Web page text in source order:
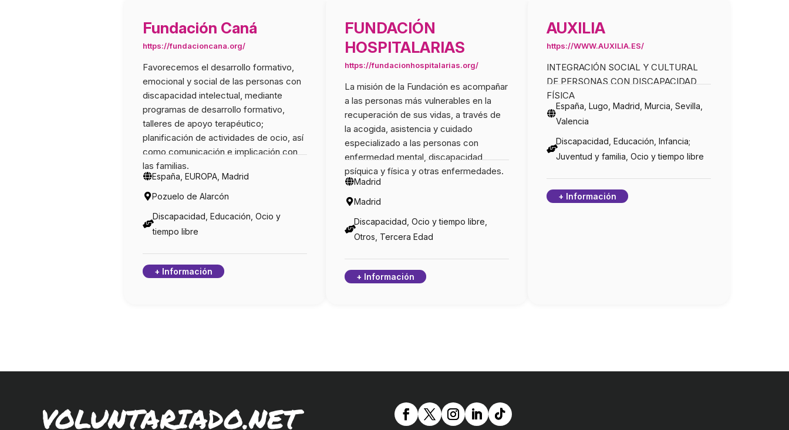
Fundación Caná
https://fundacioncana.org/
Favorecemos el desarrollo formativo,
emocional y social de las personas con
discapacidad intelectual, mediante
programas de desarrollo formativo,
talleres de apoyo terapéutico;
planificación de actividades de ocio, así
como comunicación e implicación con
las familias.
España, EUROPA, Madrid
Pozuelo de Alarcón
Discapacidad, Educación, Ocio y
tiempo libre
+ Información
FUNDACIÓN
HOSPITALARIAS
https://fundacionhospitalarias.org/
La misión de la Fundación es acompañar
a las personas más vulnerables en la
recuperación de sus vidas, a través de
la acogida, asistencia y cuidado
especializado a las personas con
enfermedad mental, discapacidad
psíquica y física y otras enfermedades.
Madrid
Madrid
Discapacidad, Ocio y tiempo libre,
Otros, Tercera Edad
+ Información
AUXILIA
https://WWW.AUXILIA.ES/
INTEGRACIÓN SOCIAL Y CULTURAL
DE PERSONAS CON DISCAPACIDAD
FÍSICA
España, Lugo, Madrid, Murcia, Sevilla,
Valencia
Discapacidad, Educación, Infancia;
Juventud y familia, Ocio y tiempo libre
+ Información
VOLUNTARIADO.NET